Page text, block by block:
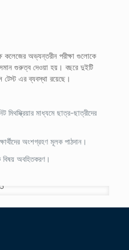
কলেজের অভ্যন্তরীন পরীক্ষা গুলোকে
সমান গুরুত্ব দেওয়া হয়। বছরে দুইটি
টেস্ট এর ব্যবস্থা রয়েছে।
মাধ্যমে ছাত্র-ছাত্রীদের
অংশগ্রহণ মূলক পাঠদান।
বিষয় অবহিতকরণ।